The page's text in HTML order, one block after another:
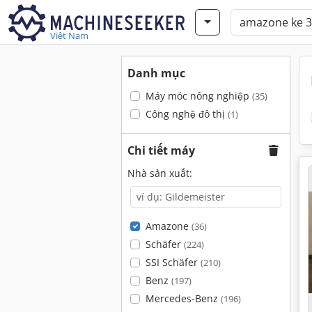
Việt Nam
Danh mục
Máy móc nông nghiệp (35)
Công nghệ đô thị (1)
Chi tiết máy
Nhà sản xuất:
Amazone (36)
Schäfer (224)
SSI Schäfer (210)
Benz (197)
Mercedes-Benz (196)